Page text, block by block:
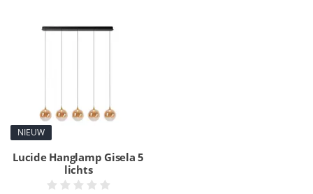
NIEUW
Lucide Hanglamp Gisela 5
lichts